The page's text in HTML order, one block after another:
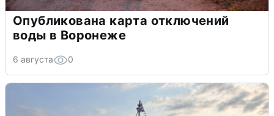
Опубликована карта отключений
воды в Воронеже
6 августа 0